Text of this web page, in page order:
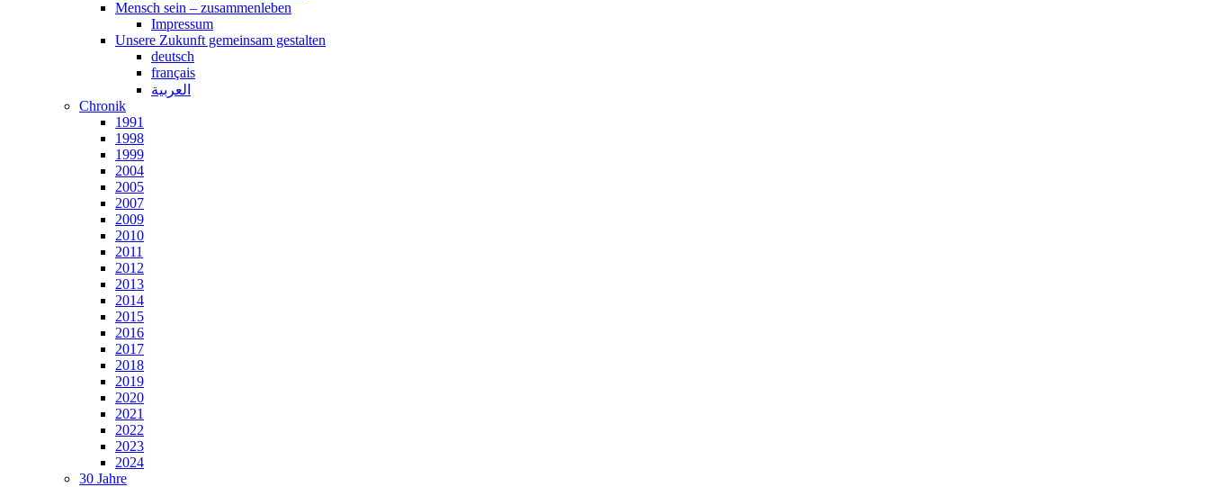
Mensch sein – zusammenleben
Impressum
Unsere Zukunft gemeinsam gestalten
deutsch
français
العربية
Chronik
1991
1998
1999
2004
2005
2007
2009
2010
2011
2012
2013
2014
2015
2016
2017
2018
2019
2020
2021
2022
2023
2024
30 Jahre